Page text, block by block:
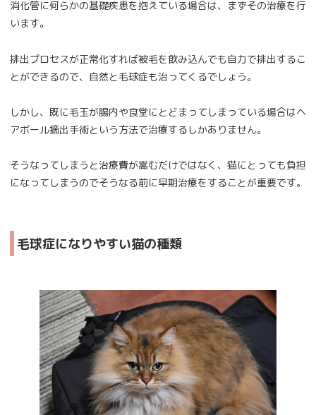
消化管に何らかの基礎疾患を抱えている場合は、まずその治療を行
います。
排出プロセスが正常化すれば被毛を飲み込んでも自力で排出するこ
とができるので、自然と毛球症も治ってくるでしょう。
しかし、既に毛玉が腸内や食堂にとどまってしまっている場合はヘ
アボール摘出手術という方法で治療するしかありません。
そうなってしまうと治療費が嵩むだけではなく、猫にとっても負担
になってしまうのでそうなる前に早期治療をすることが重要です。
毛球症になりやすい猫の種類